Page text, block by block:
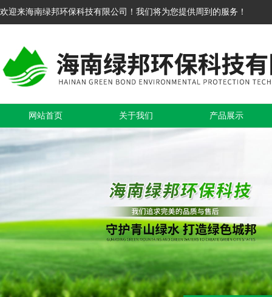
欢迎来海南绿邦环保科技有限公司！我们将为您提供周到的服务！
网站首页 关于我们 产品展示